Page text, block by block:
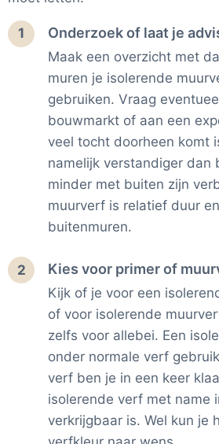
1 Onderzoek of laat je
Maak een overzicht met
muren je isolerende
gebruiken. Vraag
bouwmarkt of aan een
veel tocht doorheen komt
namelijk verstandiger dan
minder met buiten zijn
muurverf is relatief duur
buitenmuren.
2 Kies voor primer of
Kijk of je voor een
of voor isolerende
zelfs voor allebei. Een
onder normale verf
verf ben je in een keer
isolerende verf met name
verkrijgbaar is. Wel kun je